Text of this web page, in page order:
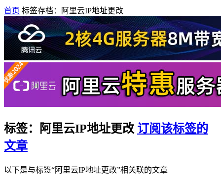
首页 标签存档：阿里云IP地址更改
标签：阿里云IP地址更改 订阅该标签的
文章
以下是与标签“阿里云IP地址更改”相关联的文章